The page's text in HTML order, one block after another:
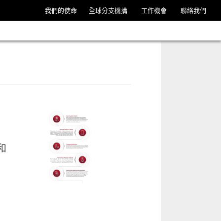
我們的使命 全球分支機搆 工作機會 聯絡我們